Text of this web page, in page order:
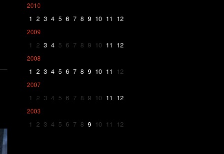
2010
1 2 3 4 5 6 7 8 9 10 11 12
2009
1 2 3 4 5 6 7 8 9 10 11 12
2008
1 2 3 4 5 6 7 8 9 10 11 12
2007
1 2 3 4 5 6 7 8 9 10 11 12
2003
1 2 3 4 5 6 7 8 9 10 11 12